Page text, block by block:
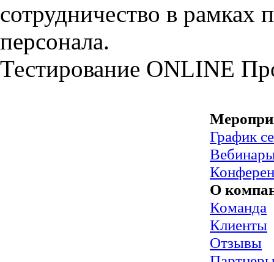
сотрудничество в рамках
персонала.
Тестирование ONLINE
График
О
Команда
Клиенты
Отзывы